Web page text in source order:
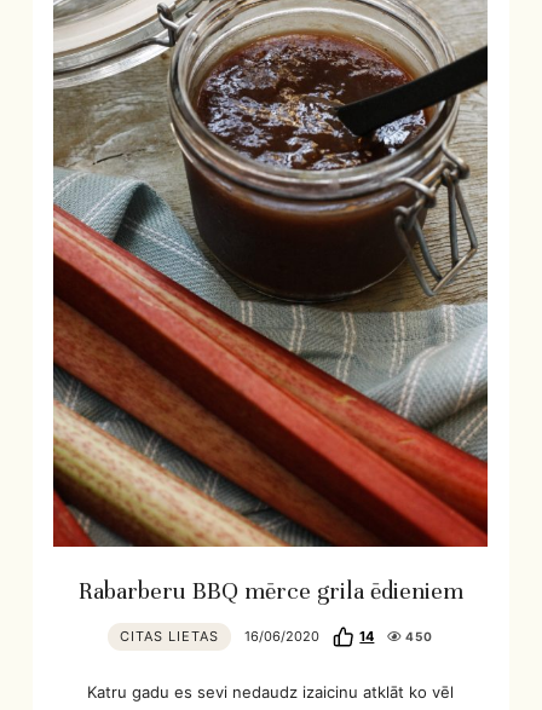
Rabarberu BBQ mērce grila ēdieniem
CITAS LIETAS 16/06/2020 14 450
Katru gadu es sevi nedaudz izaicinu atklāt ko vēl